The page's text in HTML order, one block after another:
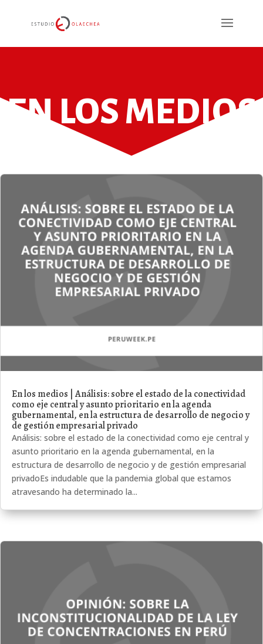
EN LOS MEDIOS
En los medios | Análisis: sobre el estado de la conectividad
como eje central y asunto prioritario en la agenda
gubernamental, en la estructura de desarrollo de negocio y
de gestión empresarial privado
Análisis: sobre el estado de la conectividad como eje central y
asunto prioritario en la agenda gubernamental, en la
estructura de desarrollo de negocio y de gestión empresarial
privadoEs indudable que la pandemia global que estamos
atravesando ha determinado la...